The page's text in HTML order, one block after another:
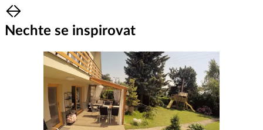
Item
1
of
Nechte se inspirovat